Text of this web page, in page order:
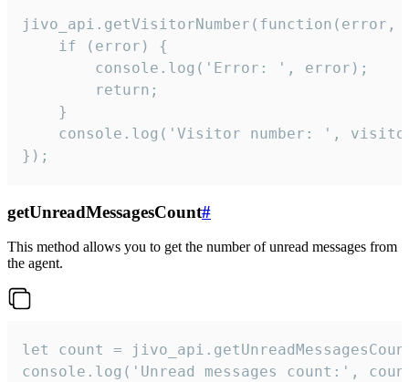
jivo_api.getVisitorNumber(function(error,
    if (error) {
        console.log('Error: ', error);
        return;
    }
console.log('Visitor number: ',
});
getUnreadMessagesCount#
This method allows you to get the number of unread messages from
the agent.
let count =
console.log('Unread messages count:',